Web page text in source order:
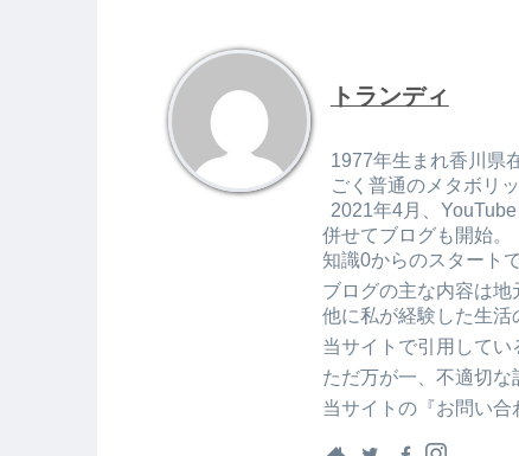
トランディ
1977年生まれ香川県
ごく普通のメタボリ
2021年4月、
併せてブログも開始。
知識0からのスタート
ブログの主な内容は地
他に私が経験した生活
当サイトで引用してい
ただ万が一、不適切
当サイトの『お問い